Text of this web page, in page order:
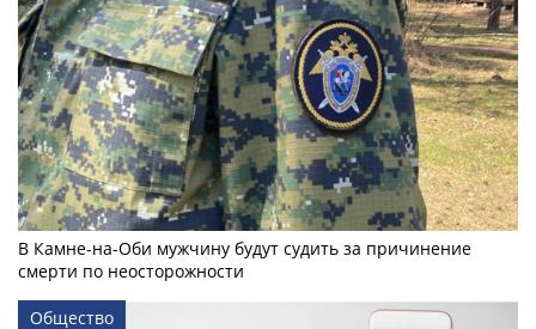
В Камне-на-Оби мужчину будут судить за причинение
смерти по неосторожности
Общество